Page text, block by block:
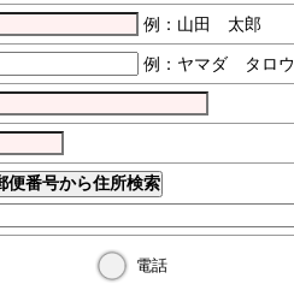
例：山田 太郎
例：ヤマダ タロウ
電話